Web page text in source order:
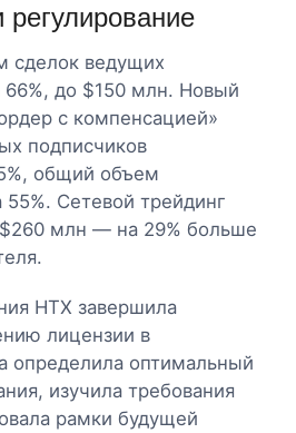
регулирование
сделок ведущих
66%, до $150 млн. Новый
с компенсацией»
подписчиков
общий объем
Сетевой трейдинг
млн — на 29% больше
HTX завершила
лицензии в
определила оптимальный
изучила требования
рамки будущей